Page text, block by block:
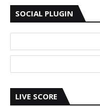
SOCIAL PLUGIN
LIVE SCORE